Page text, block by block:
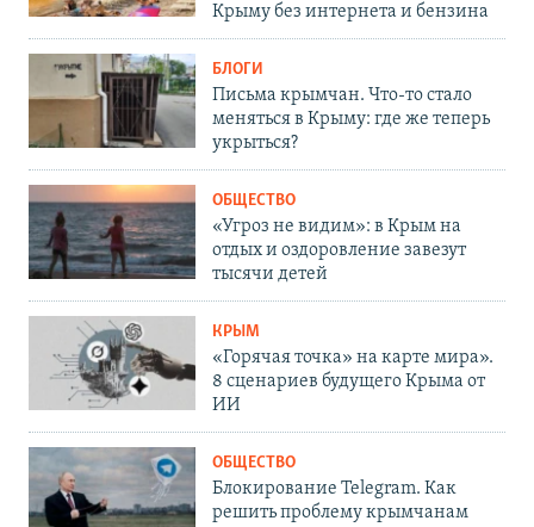
Крыму без интернета и бензина
БЛОГИ
Письма крымчан. Что-то стало
меняться в Крыму: где же теперь
укрыться?
ОБЩЕСТВО
«Угроз не видим»: в Крым на
отдых и оздоровление завезут
тысячи детей
КРЫМ
«Горячая точка» на карте мира».
8 сценариев будущего Крыма от
ИИ
ОБЩЕСТВО
Блокирование Telegram. Как
решить проблему крымчанам